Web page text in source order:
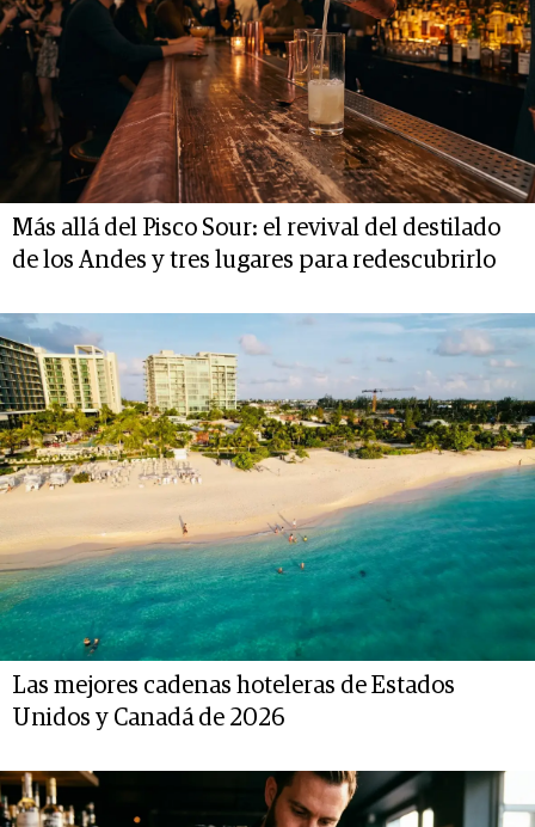
Más allá del Pisco Sour: el revival del destilado
de los Andes y tres lugares para redescubrirlo
Las mejores cadenas hoteleras de Estados
Unidos y Canadá de 2026